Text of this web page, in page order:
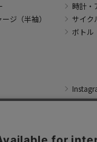
時計・
ジ（半袖） サイク
ボトル